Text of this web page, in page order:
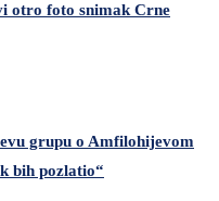
otro foto snimak Crne
grupu o Amfilohijevom
bih pozlatio“